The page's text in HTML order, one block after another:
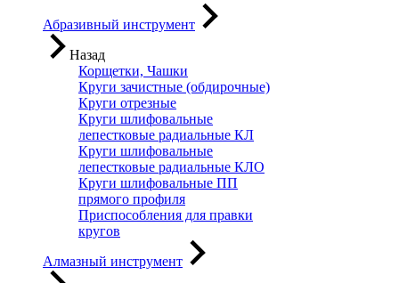
Абразивный инструмент
Назад
Корщетки, Чашки
Круги зачистные (обдирочные)
Круги отрезные
Круги шлифовальные
лепестковые радиальные КЛ
Круги шлифовальные
лепестковые радиальные КЛО
Круги шлифовальные ПП
прямого профиля
Приспособления для правки
кругов
Алмазный инструмент